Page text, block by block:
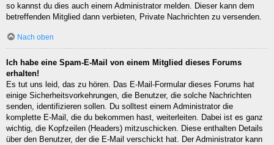
so kannst du dies auch einem Administrator melden. Dieser kann dem
betreffenden Mitglied dann verbieten, Private Nachrichten zu versenden.
Nach oben
Ich habe eine Spam-E-Mail von einem Mitglied dieses Forums
erhalten!
Es tut uns leid, das zu hören. Das E-Mail-Formular dieses Forums hat
einige Sicherheitsvorkehrungen, die Benutzer, die solche Nachrichten
senden, identifizieren sollen. Du solltest einem Administrator die
komplette E-Mail, die du bekommen hast, weiterleiten. Dabei ist es ganz
wichtig, die Kopfzeilen (Headers) mitzuschicken. Diese enthalten Details
über den Benutzer, der die E-Mail verschickt hat. Der Administrator kann